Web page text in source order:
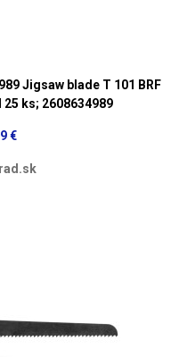
Jigsaw blade T 101 BRF
ks; 2608634989
€